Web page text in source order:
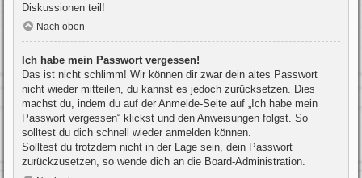
Diskussionen teil!
Nach oben
Ich habe mein Passwort vergessen!
Das ist nicht schlimm! Wir können dir zwar dein altes Passwort
nicht wieder mitteilen, du kannst es jedoch zurücksetzen. Dies
machst du, indem du auf der Anmelde-Seite auf „Ich habe mein
Passwort vergessen“ klickst und den Anweisungen folgst. So
solltest du dich schnell wieder anmelden können.
Solltest du trotzdem nicht in der Lage sein, dein Passwort
zurückzusetzen, so wende dich an die Board-Administration.